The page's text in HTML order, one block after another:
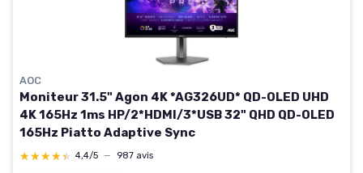
AOC
Moniteur 31.5" Agon 4K *AG326UD* QD-OLED UHD
4K 165Hz 1ms HP/2*HDMI/3*USB 32" QHD QD-OLED
165Hz Piatto Adaptive Sync
★★★★★
★★★★★ 4,4/5 — 987 avis